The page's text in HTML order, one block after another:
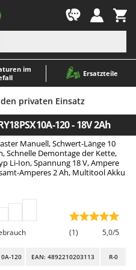
im
Ersatzteile
für Traktoren
privaten Einsatz
120 - 18V 2Ah
Manuell, Schwert-Länge 10
Schnelle Demontage der Kette,
Li-Ion, Spannung 18 V, Ampere
Amperes 2 Ah, Multitool Akku
(1) 5,0/5
120 EAN: 4892210203113 R-0